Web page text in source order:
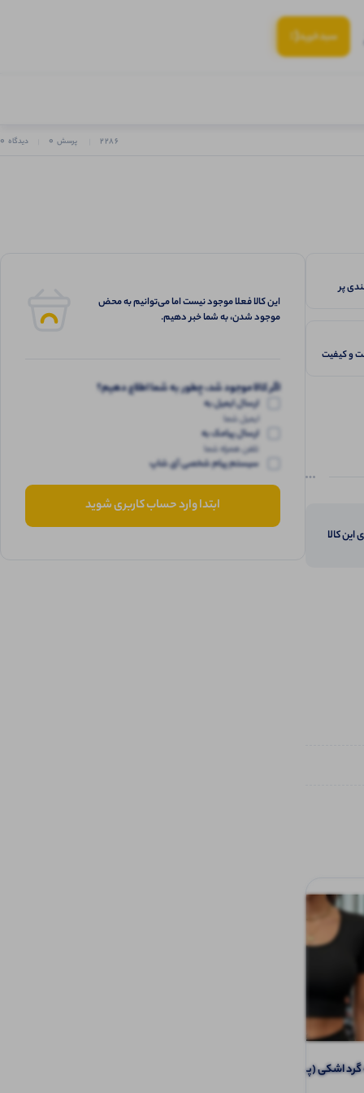
سبد‌خرید(:
2286 پرسش 0 دیدگاه 0
پر
و کیفیت
این کالا
اشکی (پک 4 عددی)
این کالا فعلا موجود نیست اما می‌توانیم به محض
موجود شدن، به شما خبر دهیم.
اگر کالا موجود شد، چطور به شما اطلاع دهیم؟
ارسال ایمیل به
ایمیل شما
ارسال پیامک به
تلفن همراه شما
سیستم پیام شخصی آی شاپ
ابتدا وارد حساب کاربری شوید